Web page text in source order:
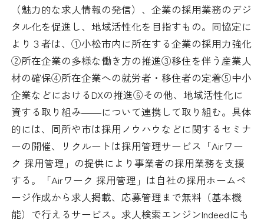
海外ビジネス・貿易証明
情報提供・広報
その他サービス
役員紹介
日商のあゆみ
委員会・専門委員会
青年部・女性会
日商創立100周年宣言
情報公開
採用情報
（魅力的な求人情報の発信）、企業の採用業務のデジ
タル化を促進し、地域活性化を目指すもの。同協定に
より３者は、①小松市内に所在する企業の採用力強化
②所在企業の多様な働き方の推進③移住を伴う産業人
材の確保④所在企業への就労者・移住者の定着⑤中小
企業などにおけるDXの推進⑥その他、地域活性化に
資する取り組み――について連携して取り組む。具体
的には、同所や市は採用ノウハウなどに関するセミナ
ーの開催、リクルートは採用管理サービス「Airワー
ク 採用管理」の提供により事業者の採用業務を支援
する。「Airワーク 採用管理」は自社の採用ホームペ
ージ作成から求人掲載、応募管理まで無料（基本機
能）で行えるサービス。求人検索エンジンIndeedにも